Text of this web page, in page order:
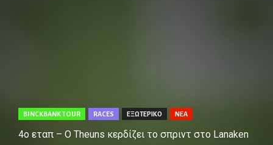
BINCKBANK TOUR RACES ΕΞΩΤΕΡΙΚΟ ΝΕΑ
4ο εταπ – Ο Theuns κερδίζει το σπριντ στο Lanaken